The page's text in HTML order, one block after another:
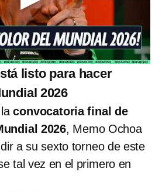
listo para hacer
2026
convocatoria final de
2026, Memo Ochoa
a su sexto torneo de este
tal vez en el primero en